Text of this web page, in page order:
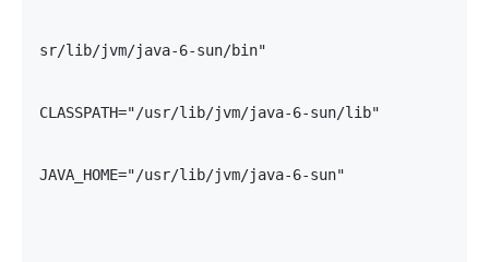
sr/lib/jvm/java-6-sun/bin"
CLASSPATH="/usr/lib/jvm/java-6-sun/lib"
JAVA_HOME="/usr/lib/jvm/java-6-sun"